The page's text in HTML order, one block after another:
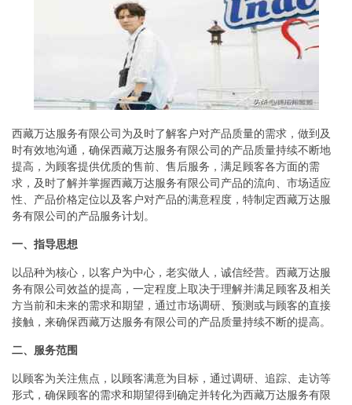
西藏万达服务有限公司为及时了解客户对产品质量的需求，做到及
时有效地沟通，确保西藏万达服务有限公司的产品质量持续不断地
提高，为顾客提供优质的售前、售后服务，满足顾客各方面的需
求，及时了解并掌握西藏万达服务有限公司产品的流向、市场适应
性、产品价格定位以及客户对产品的满意程度，特制定西藏万达服
务有限公司的产品服务计划。
一、指导思想
以品种为核心，以客户为中心，老实做人，诚信经营。西藏万达服
务有限公司效益的提高，一定程度上取决于理解并满足顾客及相关
方当前和未来的需求和期望，通过市场调研、预测或与顾客的直接
接触，来确保西藏万达服务有限公司的产品质量持续不断的提高。
二、服务范围
以顾客为关注焦点，以顾客满意为目标，通过调研、追踪、走访等
形式，确保顾客的需求和期望得到确定并转化为西藏万达服务有限